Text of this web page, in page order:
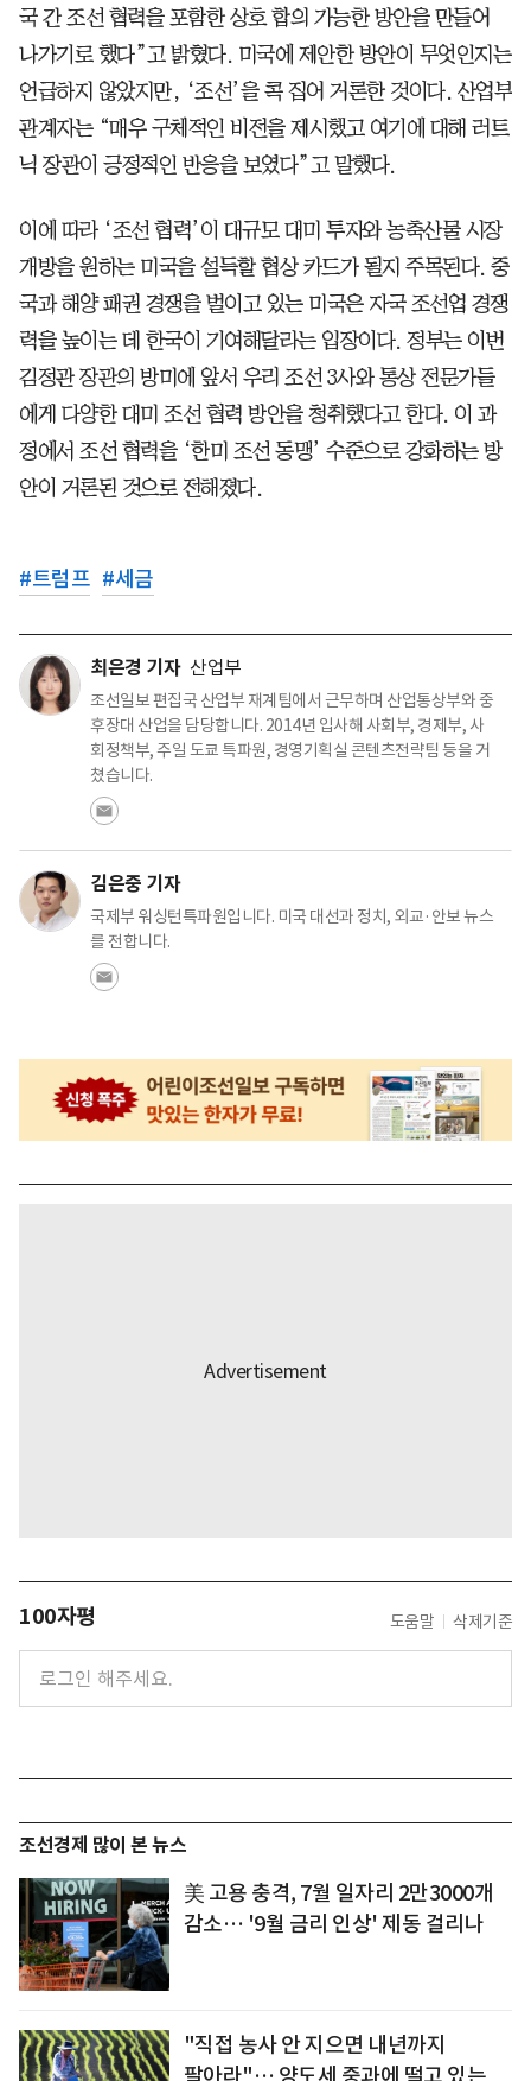
국 간 조선 협력을 포함한 상호 합의 가능한 방안을 만들어
나가기로 했다”고 밝혔다. 미국에 제안한 방안이 무엇인지는
언급하지 않았지만, ‘조선’을 콕 집어 거론한 것이다. 산업부
관계자는 “매우 구체적인 비전을 제시했고 여기에 대해 러트
닉 장관이 긍정적인 반응을 보였다”고 말했다.
이에 따라 ‘조선 협력’이 대규모 대미 투자와 농축산물 시장
개방을 원하는 미국을 설득할 협상 카드가 될지 주목된다. 중
국과 해양 패권 경쟁을 벌이고 있는 미국은 자국 조선업 경쟁
력을 높이는 데 한국이 기여해달라는 입장이다. 정부는 이번
김정관 장관의 방미에 앞서 우리 조선 3사와 통상 전문가들
에게 다양한 대미 조선 협력 방안을 청취했다고 한다. 이 과
정에서 조선 협력을 ‘한미 조선 동맹’ 수준으로 강화하는 방
안이 거론된 것으로 전해졌다.
#트럼프 #세금
최은경 기자 산업부
조선일보 편집국 산업부 재계팀에서 근무하며 산업통상부와 중
후장대 산업을 담당합니다. 2014년 입사해 사회부, 경제부, 사
회정책부, 주일 도쿄 특파원, 경영기획실 콘텐츠전략팀 등을 거
쳤습니다.
김은중 기자
국제부 워싱턴특파원입니다. 미국 대선과 정치, 외교·안보 뉴스
를 전합니다.
100자평 도움말 삭제기준
조선경제 많이 본 뉴스
美 고용 충격, 7월 일자리 2만3000개
감소… '9월 금리 인상' 제동 걸리나
"직접 농사 안 지으면 내년까지